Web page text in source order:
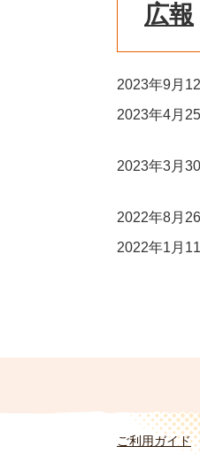
広報
2023年9月
2023年4月
2023年3月
2022年8月
2022年1月
ご利用ガイド